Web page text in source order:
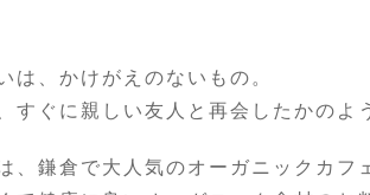
は、かけがえのないもの。
すぐに親しい友人と再会したかのよ
、鎌倉で大人気のオーガニックカ